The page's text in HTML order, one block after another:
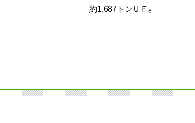
約1,687トンＵＦ 6